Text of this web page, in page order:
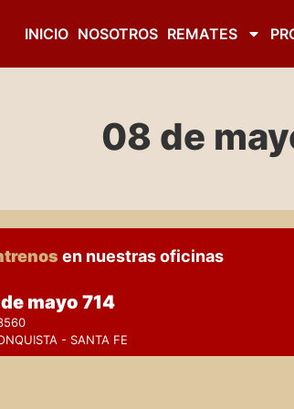
INICIO NOSOTROS REMATES
08 de
en nuestras oficinas
mayo 714
- SANTA FE